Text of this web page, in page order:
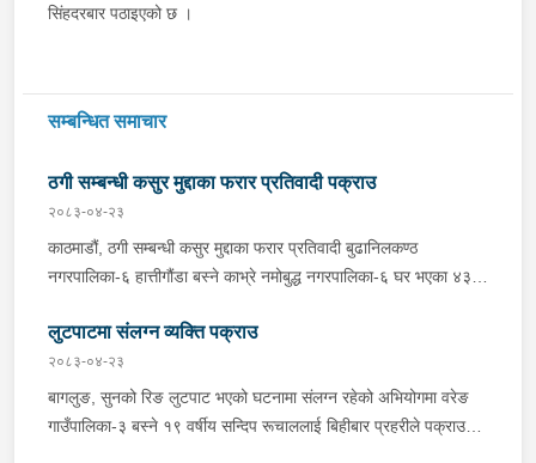
सिंहदरबार पठाइएको छ ।
सम्बन्धित समाचार
ठगी सम्बन्धी कसुर मुद्दाका फरार प्रतिवादी पक्राउ
२०८३-०४-२३
काठमाडौं, ठगी सम्बन्धी कसुर मुद्दाका फरार प्रतिवादी बुढानिलकण्ठ
नगरपालिका-६ हात्तीगौंडा बस्ने काभ्रे नमोबुद्ध नगरपालिका-६ घर भएका ४३
फरार रहेका उनलाई काठमाडौं उपत्यका अपराध अनुसन्धान कार्यालय टेकुबाट
खटिएको प्रहरीले काठमाडौं महानगरपालिका-४ धुम्बाराहीबाट पक्राउ गरेको हो
। उनलाई फैसला कार्यान्वयनको लागि जिल्ला अदालत काठमाडौंमा पेश गरिएको
छ ।
लुटपाटमा संलग्न व्यक्ति पक्राउ
२०८३-०४-२३
बागलुङ, सुनको रिङ लुटपाट भएको घटनामा संलग्न रहेको अभियोगमा वरेङ
गाउँपालिका-३ बस्ने १९ वर्षीय सन्दिप रूचाललाई बिहीबार प्रहरीले पक्राउ